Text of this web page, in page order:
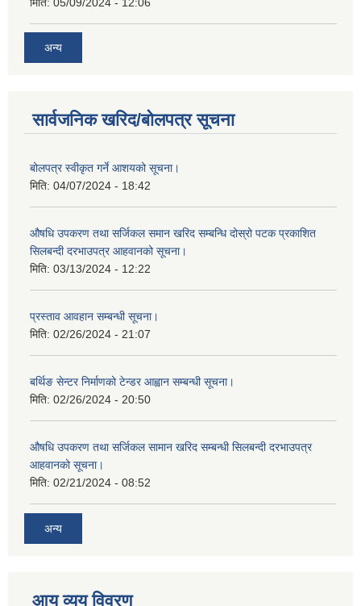
अन्य
सार्वजनिक खरिद/बोलपत्र सूचना
बोलपत्र स्वीकृत गर्ने आशयको सूचना।
मिति: 04/07/2024 - 18:42
औषधि उपकरण तथा सर्जिकल समान खरिद सम्बन्धि दोस्रो पटक प्रकाशित
सिलबन्दी दरभाउपत्र आहवानको सूचना।
मिति: 03/13/2024 - 12:22
प्रस्ताव आवहान सम्बन्धी सूचना।
मिति: 02/26/2024 - 21:07
बर्थिङ सेन्टर निर्माणको टेन्डर आह्वान सम्बन्धी सूचना।
मिति: 02/26/2024 - 20:50
औषधि उपकरण तथा सर्जिकल सामान खरिद सम्बन्धी सिलबन्दी दरभाउपत्र
आहवानको सूचना।
मिति: 02/21/2024 - 08:52
अन्य
आय व्यय विवरण